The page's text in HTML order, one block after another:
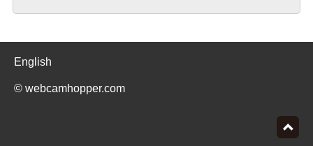
English
© webcamhopper.com